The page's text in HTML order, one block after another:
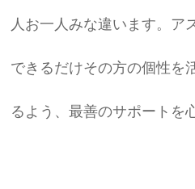
人お一人みな違います。ア
できるだけその方の個性を
るよう、最善のサポートを